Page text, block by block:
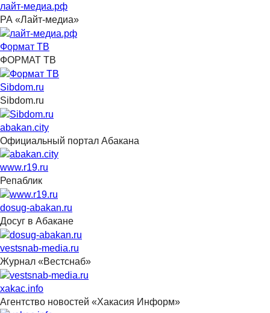
лайт-медиа.рф
РА «Лайт-медиа»
Формат ТВ
ФОРМАТ ТВ
Sibdom.ru
Sibdom.ru
abakan.city
Официальный портал Абакана
www.r19.ru
Репаблик
dosug-abakan.ru
Досуг в Абакане
vestsnab-media.ru
Журнал «Вестснаб»
xakac.info
Агентство новостей «Хакасия Информ»